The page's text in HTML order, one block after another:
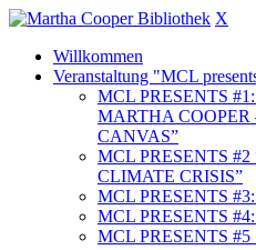
X
Willkommen
Veranstaltung "MCL
MCL PRESENTS
MARTHA COOPER
CANVAS”
MCL PRESENTS
CLIMATE CRISIS”
MCL PRESENTS
MCL PRESENTS
MCL PRESENTS #5